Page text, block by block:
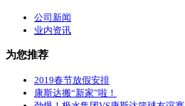
公司新闻
业内资讯
为您推荐
2019春节放假安排
康斯达搬“新家”啦！